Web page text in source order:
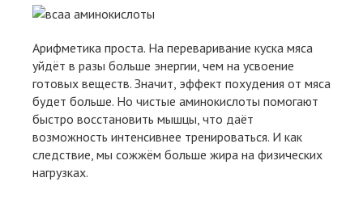
Арифметика проста. На переваривание куска мяса
уйдёт в разы больше энергии, чем на усвоение
готовых веществ. Значит, эффект похудения от мяса
будет больше. Но чистые аминокислоты помогают
быстро восстановить мышцы, что даёт
возможность интенсивнее тренироваться. И как
следствие, мы сожжём больше жира на физических
нагрузках.